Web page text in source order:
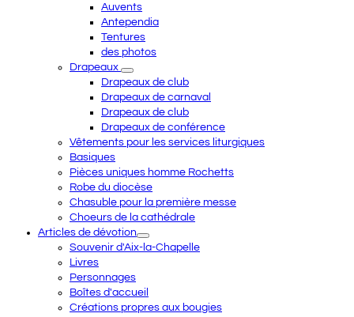
Auvents
Antependia
Tentures
des photos
Drapeaux
Drapeaux de club
Drapeaux de carnaval
Drapeaux de club
Drapeaux de conférence
Vêtements pour les services liturgiques
Basiques
Pièces uniques homme Rochetts
Robe du diocèse
Chasuble pour la première messe
Choeurs de la cathédrale
Articles de dévotion
Souvenir d'Aix-la-Chapelle
Livres
Personnages
Boîtes d'accueil
Créations propres aux bougies